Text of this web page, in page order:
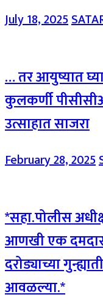
July 18, 2025
… तर आयुष्यात
कुलकर्णी
उत्साहात साजरा
February 28, 2025
*सहा.पोलीस
आणखी एक दमदार
दरोड्याच्या
आवळल्या.*